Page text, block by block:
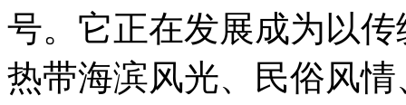
号。它正在发展成为以
热带海滨风光、民俗风